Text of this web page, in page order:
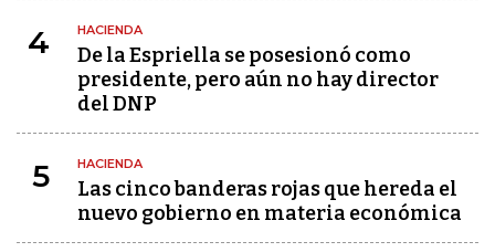
4 HACIENDA
De la Espriella se posesionó como
presidente, pero aún no hay director
del DNP
5 HACIENDA
Las cinco banderas rojas que hereda el
nuevo gobierno en materia económica